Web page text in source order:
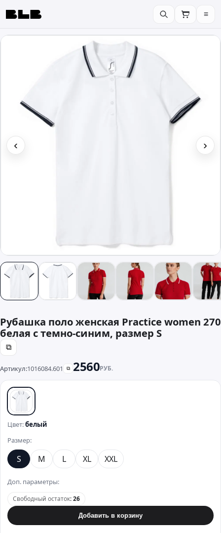
BLB ≡
‹ ›
Рубашка поло женская Practice women 270
белая с темно-синим, размер S
⧉
Артикул:1016084.601 ⧉ 2560РУБ.
белый
Цвет:белый
Размер:
S M L XL XXL
Доп. параметры:
Свободный остаток:26
Добавить в корзину